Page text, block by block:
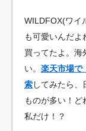
WILDFOX(ワイ
も可愛いんだよ
買ってたよ。海
い。 楽天市場で
索してみたら
ものが多い！ど
私だけ！？